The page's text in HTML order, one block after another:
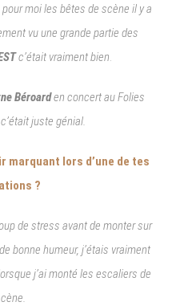
moi les bêtes de scène il y a
vu une grande partie des
c’était vraiment bien.
Béroarden concert au Folies
juste génial.
marquant lors d’une de tes
?
de stress avant de monter sur
bonne humeur, j’étais vraiment
j’ai monté les escaliers de